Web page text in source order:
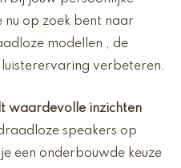
nu op zoek bent naar
modellen , de
verbeteren.
waardevolle inzichten
speakers op
een onderbouwde keuze